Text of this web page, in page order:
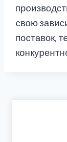
свою
поставок,